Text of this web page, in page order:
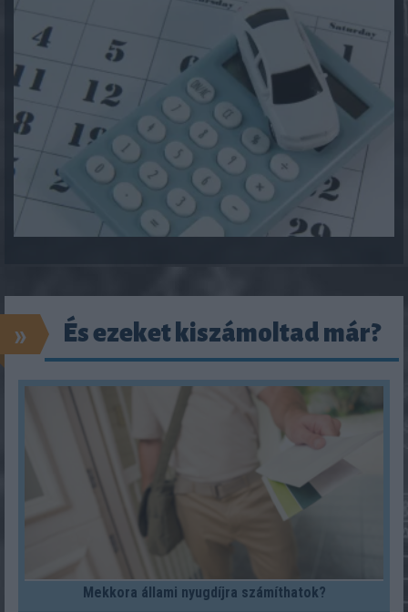
» És ezeket kiszámoltad már?
Mekkora állami nyugdíjra számíthatok?